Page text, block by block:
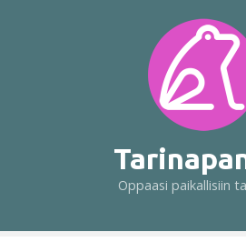
t
Oppaasi paikallisiin